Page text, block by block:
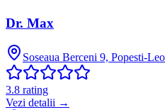
Dr. Max
Soseaua Berceni 9, Popesti-
3.8 rating
Vezi detalii →